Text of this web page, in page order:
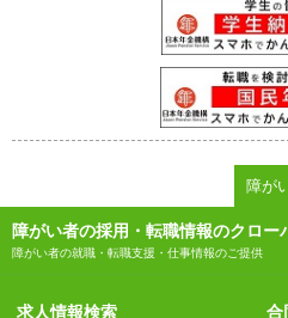
障が
障がい者の採用・転職情報のクロー
障がい者の就職・転職支援・仕事情報のご提供
求人情報検索
合